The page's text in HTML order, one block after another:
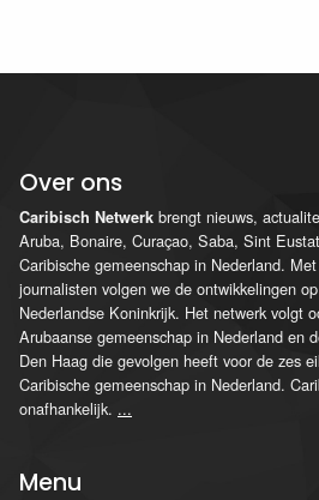
Over ons
Caribisch Netwerk brengt nieuws,
Aruba, Bonaire, Curaçao, Saba, Sint
Caribische gemeenschap in Nederland.
journalisten volgen we de ontwikkelingen
Nederlandse Koninkrijk. Het netwerk volgt
Arubaanse gemeenschap in Nederland en
Den Haag die gevolgen heeft voor de zes
Caribische gemeenschap in Nederland.
onafhankelijk. ...
Menu